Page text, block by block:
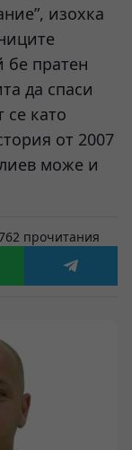
изохка
бе пратен
да спаси
се като
от 2007
може и
прочитания